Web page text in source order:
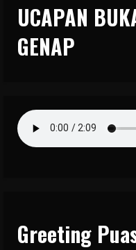
UCAPAN
GENAP
Greeting